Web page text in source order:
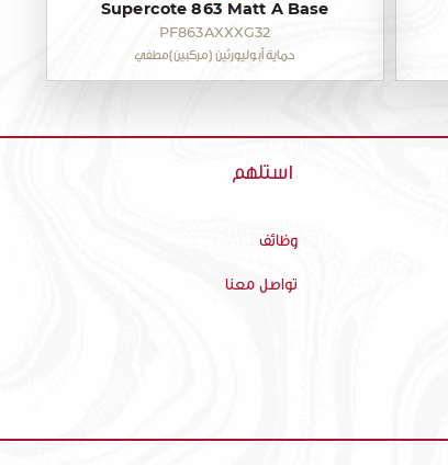
Supercote 863 Matt A Base
PF863AXXXG32
حماية أبوليورثين (مركبين)مطفي
استلهم
وظائف
تواصل معنا